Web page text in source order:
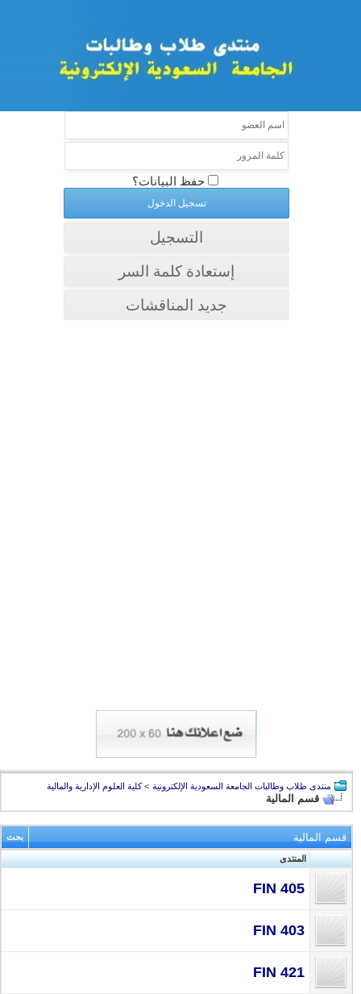
حفظ البيانات؟
التسجيل
إستعادة كلمة السر
جديد المناقشات
منتدى طلاب وطالبات الجامعة السعودية الإلكترونية > كلية العلوم الإدارية والمالية
قسم المالية
قسم المالية بحث
المنتدى
FIN 405
FIN 403
FIN 421